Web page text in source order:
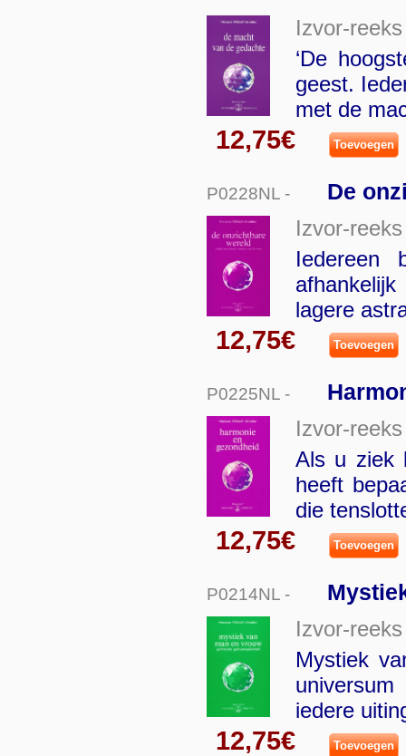
Izvor-reeks
‘De
geest.
met de
12,75€ Toevoegen
P0228NL - De
Izvor-reeks
Iedereen
lagere
12,75€ Toevoegen
P0225NL -
Izvor-reeks
Als u ziek
heeft
die
12,75€ Toevoegen
P0214NL -
Izvor-reeks
Mystiek
iedere
12,75€ Toevoegen